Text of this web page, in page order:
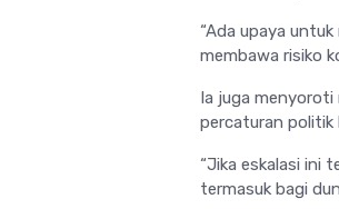
“Ada upaya
membawa risiko
Ia juga
percaturan politik
“Jika eskalasi ini
termasuk bagi